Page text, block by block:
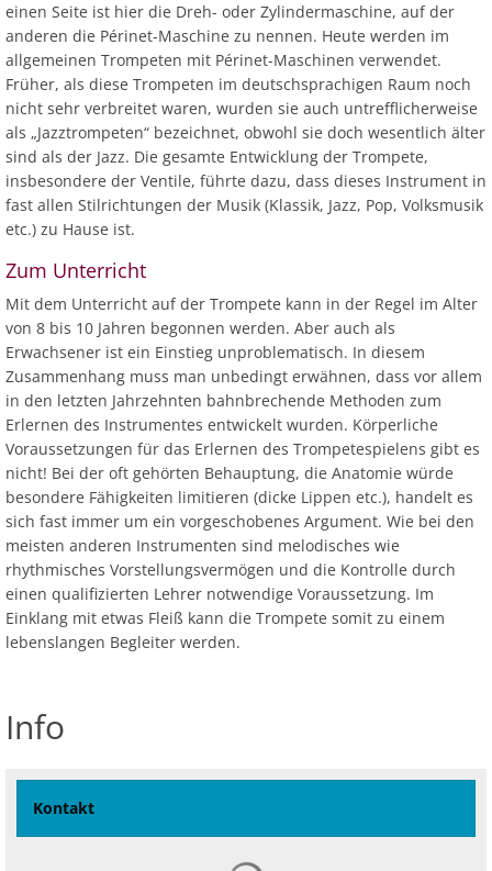
einen Seite ist hier die Dreh- oder Zylindermaschine, auf der
anderen die Périnet-Maschine zu nennen. Heute werden im
allgemeinen Trompeten mit Périnet-Maschinen verwendet.
Früher, als diese Trompeten im deutschsprachigen Raum noch
nicht sehr verbreitet waren, wurden sie auch untrefflicherweise
als „Jazztrompeten“ bezeichnet, obwohl sie doch wesentlich älter
sind als der Jazz. Die gesamte Entwicklung der Trompete,
insbesondere der Ventile, führte dazu, dass dieses Instrument in
fast allen Stilrichtungen der Musik (Klassik, Jazz, Pop, Volksmusik
etc.) zu Hause ist.
Zum Unterricht
Mit dem Unterricht auf der Trompete kann in der Regel im Alter
von 8 bis 10 Jahren begonnen werden. Aber auch als
Erwachsener ist ein Einstieg unproblematisch. In diesem
Zusammenhang muss man unbedingt erwähnen, dass vor allem
in den letzten Jahrzehnten bahnbrechende Methoden zum
Erlernen des Instrumentes entwickelt wurden. Körperliche
Voraussetzungen für das Erlernen des Trompetespielens gibt es
nicht! Bei der oft gehörten Behauptung, die Anatomie würde
besondere Fähigkeiten limitieren (dicke Lippen etc.), handelt es
sich fast immer um ein vorgeschobenes Argument. Wie bei den
meisten anderen Instrumenten sind melodisches wie
rhythmisches Vorstellungsvermögen und die Kontrolle durch
einen qualifizierten Lehrer notwendige Voraussetzung. Im
Einklang mit etwas Fleiß kann die Trompete somit zu einem
lebenslangen Begleiter werden.
Info
Kontakt